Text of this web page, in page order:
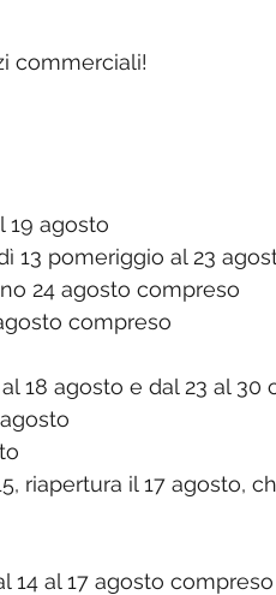
commerciali!
19 agosto
13 pomeriggio al 23
24 agosto compreso
compreso
18 agosto e dal 23 al 30
riapertura il 17 agosto,
14 al 17 agosto compreso